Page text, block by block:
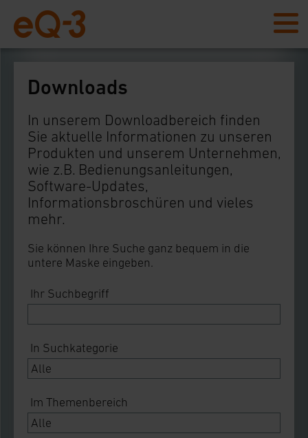
Downloads
In unserem Downloadbereich finden
Sie aktuelle Informationen zu unseren
Produkten und unserem Unternehmen,
wie z.B. Bedienungsanleitungen,
Software-Updates,
Informationsbroschüren und vieles
mehr.
Sie können Ihre Suche ganz bequem in die
untere Maske eingeben.
Ihr Suchbegriff
In Suchkategorie
Im Themenbereich